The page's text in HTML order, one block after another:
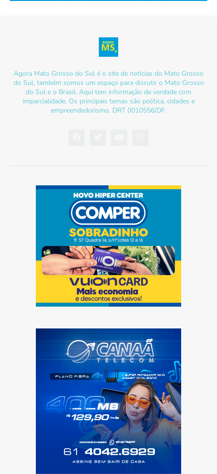
Agora Mato Grosso do Sul é o site de notícias do Mato Grosso
do Sul, também somos um espaço para discutir o Mato Grosso
do Sul e o Brasil. Aqui tem informação de verdade com
imparcialidade. Os principais temas são política, cidades e
empreendedorismo. DRT 0010556/DF.